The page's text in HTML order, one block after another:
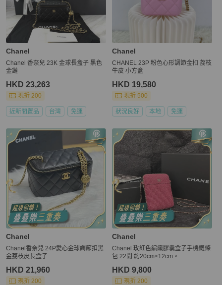
Chanel
Chanel 香奈兒 23K 金球長盒子 黑色
金鏈
HKD 23,263
現折 200
近新閒置品 台灣 免運
Chanel
CHANEL 23P 粉色心形調節金扣 荔枝
牛皮 小方盒
HKD 19,580
現折 500
狀況良好 本地 免運
Chanel
Chanel香奈兒 24P愛心金球調節扣黑
金荔枝皮長盒子
HKD 21,960
現折 200
Chanel
Chanel 玫紅色編織膠囊盒子手機鏈條
包 22開 約20cm×12cm。
HKD 9,800
現折 200